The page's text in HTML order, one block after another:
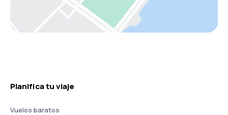
Planifica tu viaje
Vuelos baratos